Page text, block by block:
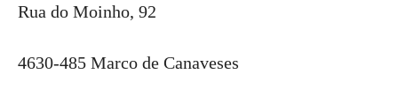
Rua do Moinho, 92
4630-485 Marco de Canaveses